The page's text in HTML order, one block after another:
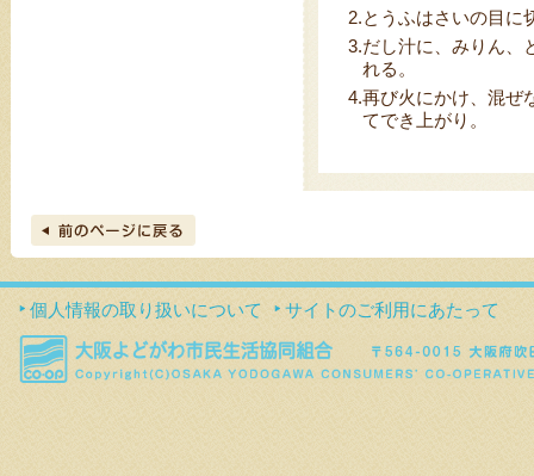
2.とうふはさいの目に
3.だし汁に、みりん、
れる。
4.再び火にかけ、混ぜ
てでき上がり。
個人情報の取り扱いについて サイトのご利用にあたって